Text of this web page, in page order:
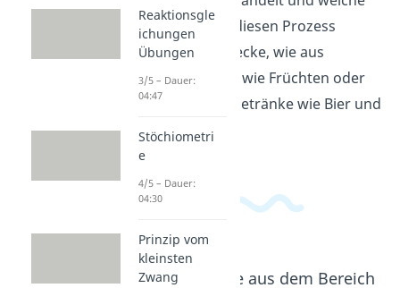
Bedingungen für diesen Prozess
wichtig sind. Entdecke, wie aus
einfachen Zutaten wie Früchten oder
Getreide leckere Getränke wie Bier und
Wein entstehen.
Beliebte Inhalte aus dem Bereich
Reaktionsgle
ichungen
Übungen
3/5 – Dauer:
04:47
Stöchiometri
e
4/5 – Dauer:
04:30
Prinzip vom
kleinsten
Zwang